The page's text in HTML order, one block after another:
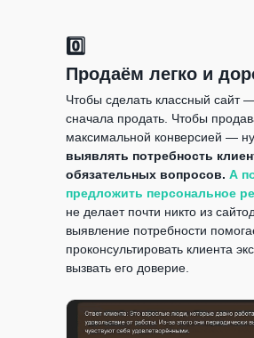
0️⃣
Продаём легко и
Чтобы сделать классный сайт
сначала продать. Чтобы
максимальной конверсией —
выявлять потребность
обязательных вопросов. А
предложить персональное
не делает почти никто из
выявление потребности
проконсультировать клиента
вызвать его доверие.